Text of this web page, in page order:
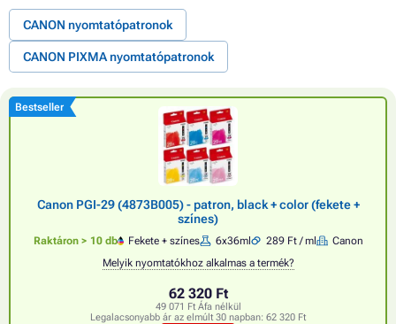
CANON nyomtatópatronok
CANON PIXMA nyomtatópatronok
Bestseller
Canon PGI-29 (4873B005) - patron, black + color (fekete +
színes)
Raktáron > 10 db Fekete + színes 6x36ml 289 Ft / ml
Canon
Melyik nyomtatókhoz alkalmas a termék?
62 320 Ft
49 071 Ft Áfa nélkül
Legalacsonyabb ár az elmúlt 30 napban: 62 320 Ft